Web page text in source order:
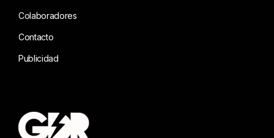
Colaboradores
Contacto
Publicidad